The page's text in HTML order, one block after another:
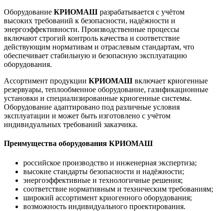
Оборудование КРИОМАШ разрабатывается с учётом
высоких требований к безопасности, надёжности и
энергоэффективности. Производственные процессы
включают строгий контроль качества и соответствие
действующим нормативам и отраслевым стандартам, что
обеспечивает стабильную и безопасную эксплуатацию
оборудования.
Ассортимент продукции КРИОМАШ включает криогенные
резервуары, теплообменное оборудование, газификационные
установки и специализированные криогенные системы.
Оборудование адаптировано под различные условия
эксплуатации и может быть изготовлено с учётом
индивидуальных требований заказчика.
Преимущества оборудования КРИОМАШ
российское производство и инженерная экспертиза;
высокие стандарты безопасности и надёжности;
энергоэффективные и технологичные решения;
соответствие нормативным и техническим требованиям;
широкий ассортимент криогенного оборудования;
возможность индивидуального проектирования.